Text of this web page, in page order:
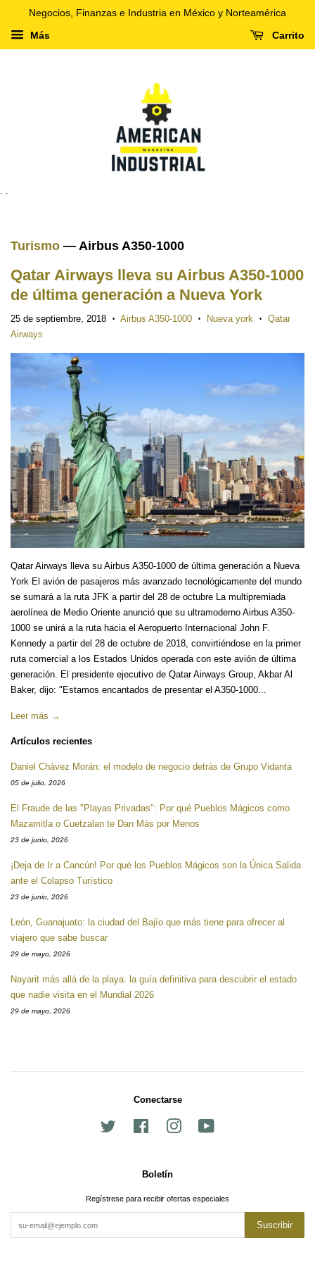
Negocios, Finanzas e Industria en México y Norteamérica
Más Carrito
. .
Turismo — Airbus A350-1000
Qatar Airways lleva su Airbus A350-1000
de última generación a Nueva York
25 de septiembre, 2018 • Airbus A350-1000 • Nueva york •
Qatar
Airways
Qatar Airways lleva su Airbus A350-1000 de última generación a Nueva
York El avión de pasajeros más avanzado tecnológicamente del mundo
se sumará a la ruta JFK a partir del 28 de octubre La multipremiada
aerolínea de Medio Oriente anunció que su ultramoderno Airbus A350-
1000 se unirá a la ruta hacia el Aeropuerto Internacional John F.
Kennedy a partir del 28 de octubre de 2018, convirtiéndose en la primer
ruta comercial a los Estados Unidos operada con este avión de última
generación. El presidente ejecutivo de Qatar Airways Group, Akbar Al
Baker, dijo: "Estamos encantados de presentar el A350-1000...
Leer más →
Artículos recientes
Daniel Chávez Morán: el modelo de negocio detrás de Grupo Vidanta
05 de julio, 2026
El Fraude de las "Playas Privadas": Por qué Pueblos Mágicos como
Mazamitla o Cuetzalan te Dan Más por Menos
23 de junio, 2026
¡Deja de Ir a Cancún! Por qué los Pueblos Mágicos son la Única Salida
ante el Colapso Turístico
23 de junio, 2026
León, Guanajuato: la ciudad del Bajío que más tiene para ofrecer al
viajero que sabe buscar
29 de mayo, 2026
Nayarit más allá de la playa: la guía definitiva para descubrir el estado
que nadie visita en el Mundial 2026
29 de mayo, 2026
Conectarse
Facebook Instagram
Boletín
Regístrese para recibir ofertas especiales
Suscribir